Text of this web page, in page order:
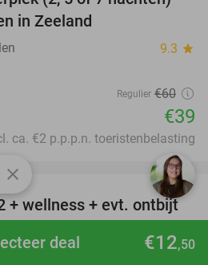
€12,50
deal
in Zeeland
9.3 star
Regulier €60
€39
ca. €2 p.p.p.n. toeristenbelasting
55%
favorite_border
+ wellness + evt. ontbijt
7.4
close